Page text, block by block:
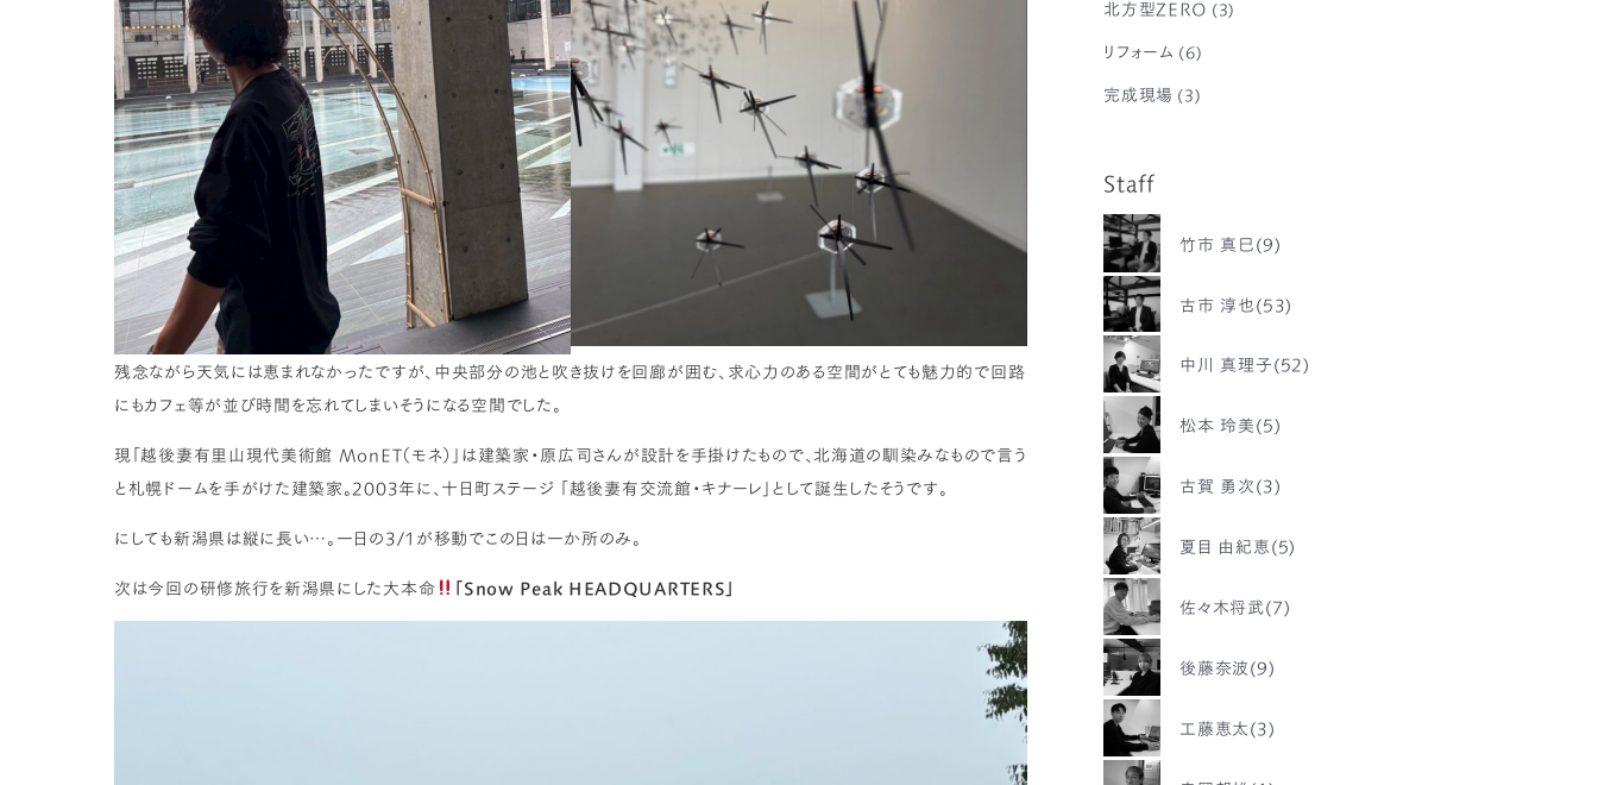
残念ながら天気には恵まれなかったですが、中央部分の池と吹き抜けを回廊が囲む、求心力のある空間がとても魅力的で回路
にもカフェ等が並び時間を忘れてしまいそうになる空間でした。
現「越後妻有里山現代美術館 MonET（モネ）」は建築家・原広司さんが設計を手掛けたもので、北海道の馴染みなもので言う
と札幌ドームを手がけた建築家。2003年に、十日町ステージ 「越後妻有交流館・キナーレ」として誕生したそうです。
にしても新潟県は縦に長い…。一日の3/1が移動でこの日は一か所のみ。
次は今回の研修旅行を新潟県にした大本命
「Snow Peak HEADQUARTERS」
北方型ZERO (3)
リフォーム (6)
完成現場 (3)
Staff
竹市 真巳(9)
古市 淳也(53)
中川 真理子(52)
松本 玲美(5)
古賀 勇次(3)
夏目 由紀恵(5)
佐々木将武(7)
後藤奈波(9)
工藤恵太(3)